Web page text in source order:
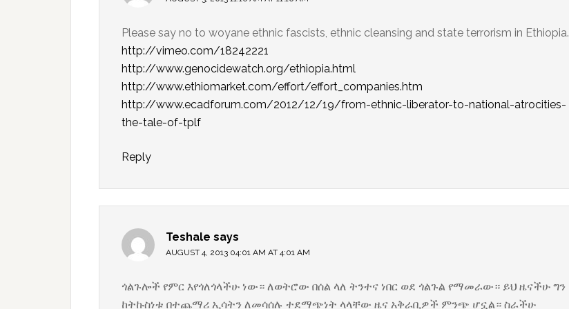
Please say no to woyane ethnic fascists, ethnic cleansing and state terrorism in Ethiopia.
http://vimeo.com/18242221
http://www.genocidewatch.org/ethiopia.html
http://www.ethiomarket.com/effort/effort_companies.htm
http://www.ecadforum.com/2012/12/19/from-ethnic-liberator-to-national-atrocities-
the-tale-of-tplf
Reply
Teshale says
AUGUST 4, 2013 04:01 AM AT 4:01 AM
ጎልጉሎች የምር እየጎለጎላችሁ ነው። ለወትሮው በሰል ላለ ትንተና ነበር ወደ ጎልጉል የማመራው። ይህ ዜናችሁ ግን
ከትኩስነቱ በተጨማሪ ኢሳትን ለመሳሰሉ ተደማጭነት ላላቸው ዜና አቅራቢዎች ምንጭ ሆኗል። ስራችሁ